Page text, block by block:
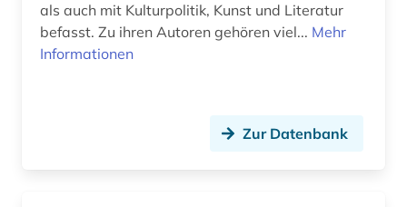
als auch mit Kulturpolitik, Kunst und Literatur
befasst. Zu ihren Autoren gehören viel... Mehr
Informationen
Zur Datenbank